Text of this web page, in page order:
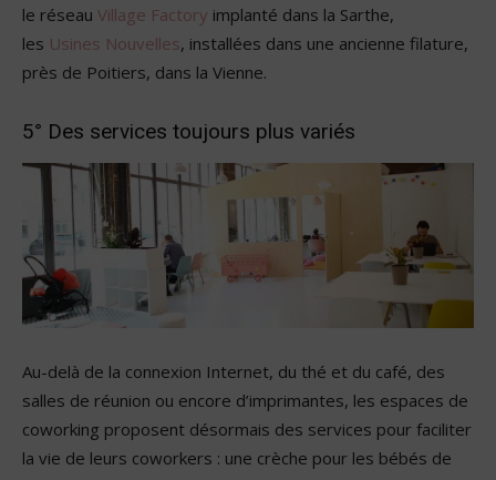
le réseau Village Factory implanté dans la Sarthe,
les Usines Nouvelles, installées dans une ancienne filature,
près de Poitiers, dans la Vienne.
5° Des services toujours plus variés
Au-delà de la connexion Internet, du thé et du café, des
salles de réunion ou encore d’imprimantes, les espaces de
coworking proposent désormais des services pour faciliter
la vie de leurs coworkers : une crèche pour les bébés de